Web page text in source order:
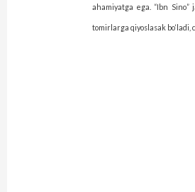
aha­miya­tga ega. “Ibn
tomirlarga qiyoslasak